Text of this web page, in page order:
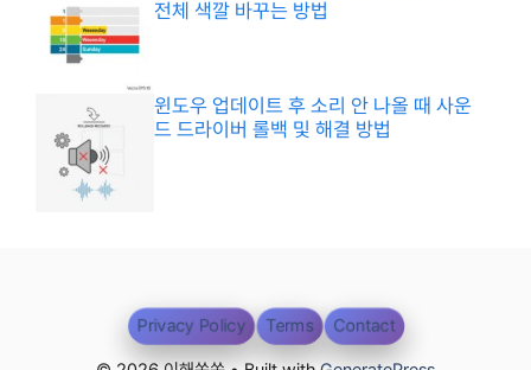
전체 색깔 바꾸는 방법
윈도우 업데이트 후 소리 안 나올 때 사운
드 드라이버 롤백 및 해결 방법
Privacy Policy Terms Contact